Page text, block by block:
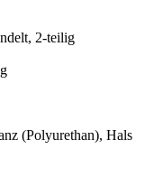
2-teilig
(Polyurethan), Hals